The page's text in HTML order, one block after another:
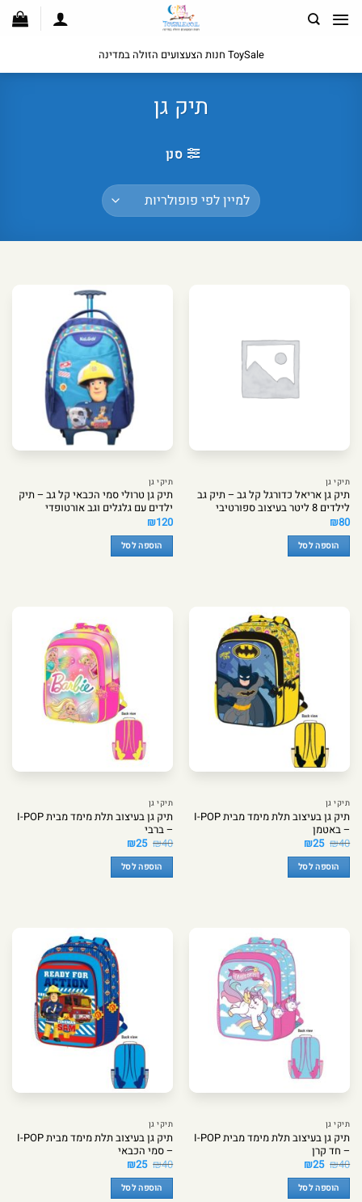
לתוכן
ToySale חנות הצעצועים הזולה במדינה
תיק גן
סנן
תיקי גן
תיק גן אריאל כדורגל קל גב – תיק גב
לילדים 8 ליטר בעיצוב ספורטיבי
₪80
הוספה לסל
תיקי גן
תיק גן טרולי סמי הכבאי קל גב – תיק
ילדים עם גלגלים וגב אורטופדי
₪120
הוספה לסל
תיקי גן
תיק גן בעיצוב תלת מימד מבית I-POP
– באטמן
₪40 המחיר
המקורי
היה:
₪40.
₪25 המחיר
הנוכחי
הוא:
₪25.הוספה לסל
תיקי גן
תיק גן בעיצוב תלת מימד מבית I-POP
– ברבי
₪40 המחיר
המקורי
היה:
₪40.
₪25 המחיר
הנוכחי
הוא:
₪25.הוספה לסל
תיקי גן
תיק גן בעיצוב תלת מימד מבית I-POP
– חד קרן
₪40 המחיר
המקורי
היה:
₪40.
₪25 המחיר
הנוכחי
הוא:
₪25.הוספה לסל
תיקי גן
תיק גן בעיצוב תלת מימד מבית I-POP
– סמי הכבאי
₪40 המחיר
המקורי
היה:
₪40.
₪25 המחיר
הנוכחי
הוא:
₪25.הוספה לסל